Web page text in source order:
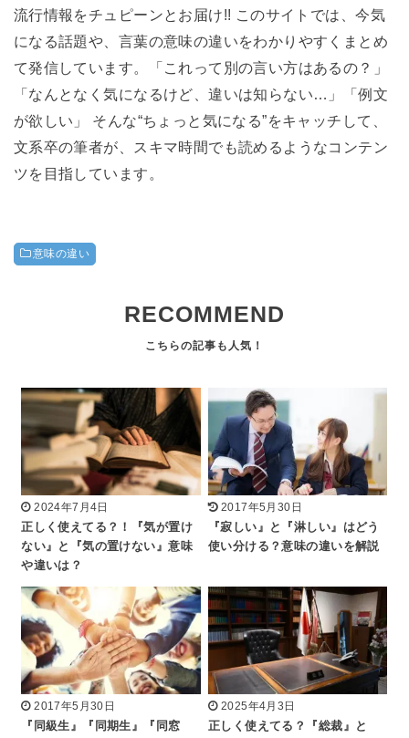
流行情報をチュピーンとお届け!! このサイトでは、今気
になる話題や、言葉の意味の違いをわかりやすくまとめ
て発信しています。「これって別の言い方はあるの？」
「なんとなく気になるけど、違いは知らない…」「例文
が欲しい」 そんな“ちょっと気になる”をキャッチして、
文系卒の筆者が、スキマ時間でも読めるようなコンテン
ツを目指しています。
意味の違い
RECOMMEND
2024年7月4日
正しく使えてる？！『気が置け
ない』と『気の置けない』意味
や違いは？
2017年5月30日
『寂しい』と『淋しい』はどう
使い分ける？意味の違いを解説
2017年5月30日
『同級生』『同期生』『同窓
2025年4月3日
正しく使えてる？『総裁』と